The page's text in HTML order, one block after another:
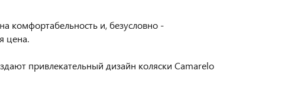
комфортабельность и, безусловно -
цена.
привлекательный дизайн коляски Camarelo